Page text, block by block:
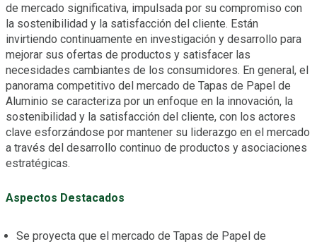
de mercado significativa, impulsada por su compromiso con
la sostenibilidad y la satisfacción del cliente. Están
invirtiendo continuamente en investigación y desarrollo para
mejorar sus ofertas de productos y satisfacer las
necesidades cambiantes de los consumidores. En general, el
panorama competitivo del mercado de Tapas de Papel de
Aluminio se caracteriza por un enfoque en la innovación, la
sostenibilidad y la satisfacción del cliente, con los actores
clave esforzándose por mantener su liderazgo en el mercado
a través del desarrollo continuo de productos y asociaciones
estratégicas.
Aspectos Destacados
Se proyecta que el mercado de Tapas de Papel de